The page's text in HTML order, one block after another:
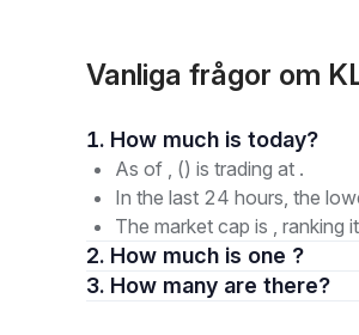
Vanliga frågor om
1. How much is today?
As of , () is trading at .
In the last 24 hours, the
The market cap is , ranking
2. How much is one ?
3. How many are there?